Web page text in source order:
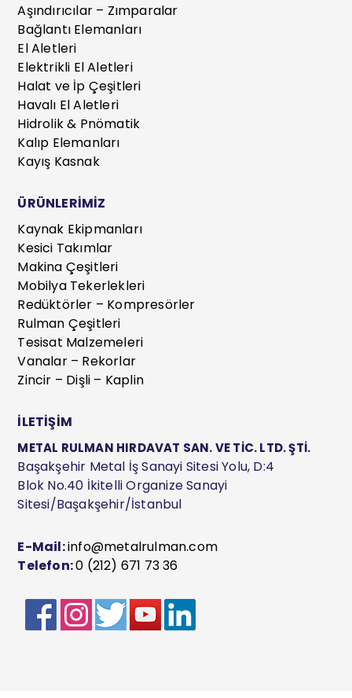
Aşındırıcılar – Zımparalar
Bağlantı Elemanları
El Aletleri
Elektrikli El Aletleri
Halat ve İp Çeşitleri
Havalı El Aletleri
Hidrolik & Pnömatik
Kalıp Elemanları
Kayış Kasnak
ÜRÜNLERİMİZ
Kaynak Ekipmanları
Kesici Takımlar
Makina Çeşitleri
Mobilya Tekerlekleri
Redüktörler – Kompresörler
Rulman Çeşitleri
Tesisat Malzemeleri
Vanalar – Rekorlar
Zincir – Dişli – Kaplin
İLETİŞİM
METAL RULMAN HIRDAVAT SAN. VE TİC. LTD. ŞTİ.
Başakşehir Metal İş Sanayi Sitesi Yolu, D:4
Blok No.40 İkitelli Organize Sanayi
Sitesi/Başakşehir/İstanbul
E-Mail:info@metalrulman.com
Telefon:0 (212) 671 73 36